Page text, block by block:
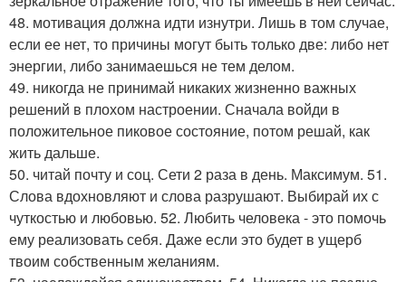
48. мотивация должна идти изнутри. Лишь в том случае,
если ее нет, то причины могут быть только две: либо нет
энергии, либо занимаешься не тем делом.
49. никогда не принимай никаких жизненно важных
решений в плохом настроении. Сначала войди в
положительное пиковое состояние, потом решай, как
жить дальше.
50. читай почту и соц. Сети 2 раза в день. Максимум. 51.
Слова вдохновляют и слова разрушают. Выбирай их с
чуткостью и любовью. 52. Любить человека - это помочь
ему реализовать себя. Даже если это будет в ущерб
твоим собственным желаниям.